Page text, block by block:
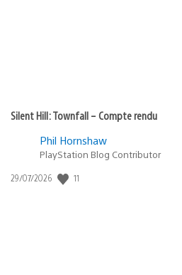
Silent Hill: Townfall – Compte rendu
Phil Hornshaw
PlayStation Blog Contributor
Date
29/07/2026 11